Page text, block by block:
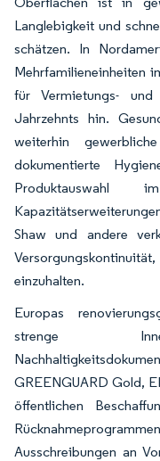
Langlebigkeit und
schätzen. In
Mehrfamilieneinheiten
für Vermietungs-
Jahrzehnts hin.
weiterhin
dokumentierte
Produktauswahl
Shaw und andere
einzuhalten.
Europas
strenge
GREENGUARD Gold,
öffentlichen
Ausschreibungen an